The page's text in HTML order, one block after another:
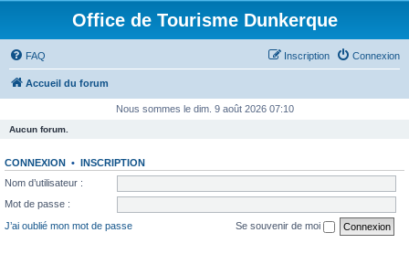
Office de Tourisme Dunkerque
FAQ Connexion
Inscription
Accueil du forum
Nous sommes le dim. 9 août 2026 07:10
Aucun forum.
CONNEXION • INSCRIPTION
Nom d’utilisateur :
Mot de passe :
J’ai oublié mon mot de passe
Se souvenir de moi